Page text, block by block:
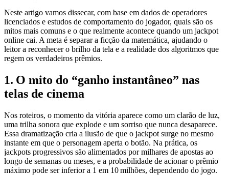
Neste artigo vamos dissecar, com base em dados de operadores
licenciados e estudos de comportamento do jogador, quais são os
mitos mais comuns e o que realmente acontece quando um jackpot
online cai. A meta é separar a ficção da matemática, ajudando o
leitor a reconhecer o brilho da tela e a realidade dos algoritmos que
regem os verdadeiros prêmios.
1. O mito do “ganho instantâneo” nas
telas de cinema
Nos roteiros, o momento da vitória aparece como um clarão de luz,
uma trilha sonora que explode e um sorriso que nunca desaparece.
Essa dramatização cria a ilusão de que o jackpot surge no mesmo
instante em que o personagem aperta o botão. Na prática, os
jackpots progressivos são alimentados por milhares de apostas ao
longo de semanas ou meses, e a probabilidade de acionar o prêmio
máximo pode ser inferior a 1 em 10 milhões, dependendo do jogo.